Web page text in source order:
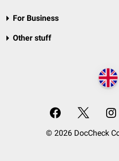
For Business
Other stuff
© 2026 DocCheck